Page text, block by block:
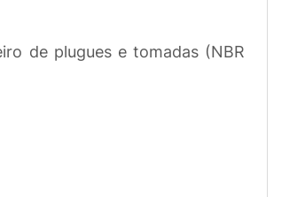
de plugues e tomadas (NBR